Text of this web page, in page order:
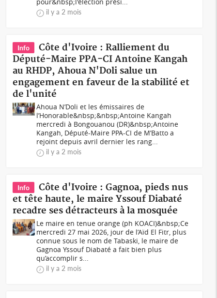
il y a 2 mois
Info
Côte d'Ivoire : Ralliement du
Député-Maire PPA-CI Antoine Kangah
au RHDP, Ahoua N'Doli salue un
engagement en faveur de la stabilité et
de l'unité
Ahoua N’Doli et les émissaires de
l’Honorable&nbsp;&nbsp;Antoine Kangah
mercredi à Bongouanou (DR)&nbsp;Antoine
Kangah, Député-Maire PPA-CI de M’Batto a
rejoint depuis avril dernier les rang...
il y a 2 mois
Info
Côte d'Ivoire : Gagnoa, pieds nus
et tête haute, le maire Yssouf Diabaté
recadre ses détracteurs à la mosquée
Le maire en tenue orange (ph KOACI)&nbsp;Ce
mercredi 27 mai 2026, jour de l’Aïd El Fitr, plus
connue sous le nom de Tabaski, le maire de
Gagnoa Yssouf Diabaté a fait bien plus
qu’accomplir s...
il y a 2 mois